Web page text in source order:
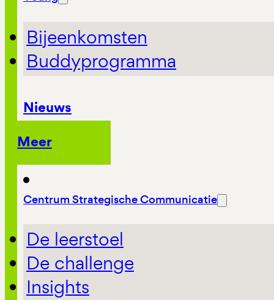
Bijeenkomsten
Buddyprogramma
Nieuws
Meer
Centrum Strategische Communicatie
De leerstoel
De challenge
Insights